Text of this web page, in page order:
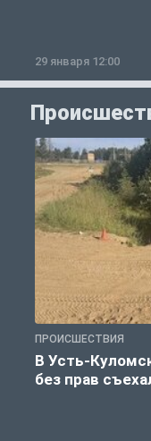
29 января 12:00
ПРОИСШЕСТВИЯ
В Усть-
без прав